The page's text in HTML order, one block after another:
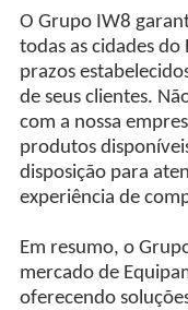
O Grupo IW8
todas as cidades
prazos
de seus clientes.
com a nossa
produtos
disposição para
experiência de
Em resumo, o
mercado de
oferecendo